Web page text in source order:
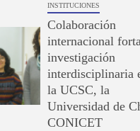
INSTITUCIONES
Colaboración
internacional
investigación
interdisciplinaria
la UCSC, la
Universidad de
CONICET